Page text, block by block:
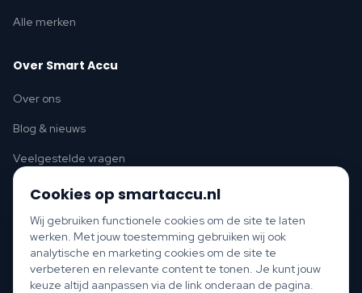
Cookies op smartaccu.nl
Wij gebruiken functionele cookies om de site te laten
werken. Met jouw toestemming gebruiken wij ook
analytische en marketing cookies om de site te
verbeteren en relevante content te tonen. Je kunt jouw
keuze altijd aanpassen via de link onderaan de pagina.
Alle merken
Over Smart Accu
Over ons
Blog & nieuws
Veelgestelde vragen
Thuisbatterij per provincie
Noord-Holland Zuid-HollandUtrechtFlevolandFriesland